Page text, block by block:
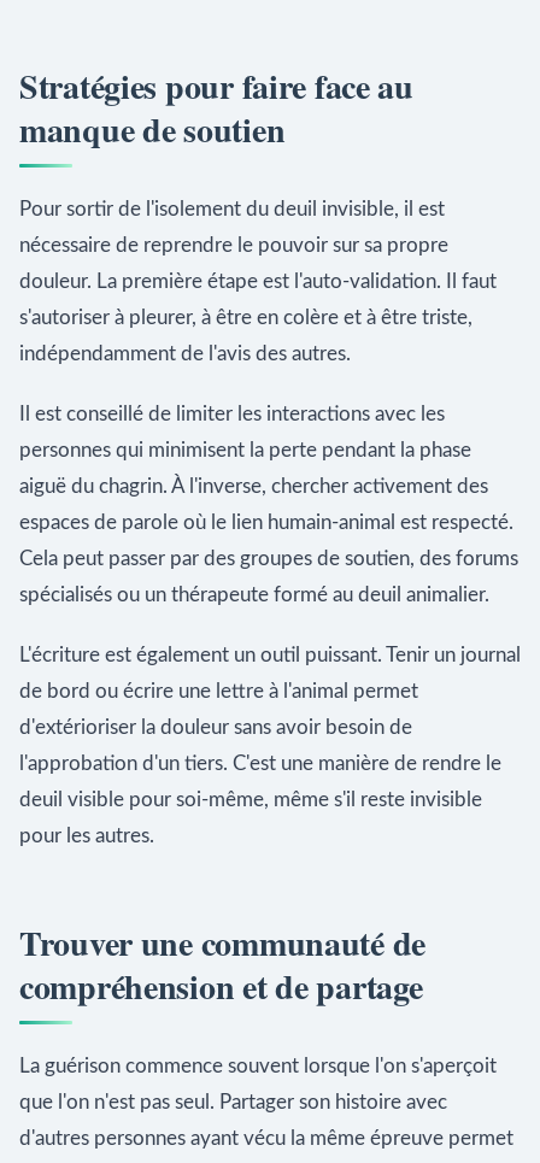
Stratégies pour faire face au
manque de soutien
Pour sortir de l'isolement du deuil invisible, il est
nécessaire de reprendre le pouvoir sur sa propre
douleur. La première étape est l'auto-validation. Il faut
s'autoriser à pleurer, à être en colère et à être triste,
indépendamment de l'avis des autres.
Il est conseillé de limiter les interactions avec les
personnes qui minimisent la perte pendant la phase
aiguë du chagrin. À l'inverse, chercher activement des
espaces de parole où le lien humain-animal est respecté.
Cela peut passer par des groupes de soutien, des forums
spécialisés ou un thérapeute formé au deuil animalier.
L'écriture est également un outil puissant. Tenir un journal
de bord ou écrire une lettre à l'animal permet
d'extérioriser la douleur sans avoir besoin de
l'approbation d'un tiers. C'est une manière de rendre le
deuil visible pour soi-même, même s'il reste invisible
pour les autres.
Trouver une communauté de
compréhension et de partage
La guérison commence souvent lorsque l'on s'aperçoit
que l'on n'est pas seul. Partager son histoire avec
d'autres personnes ayant vécu la même épreuve permet